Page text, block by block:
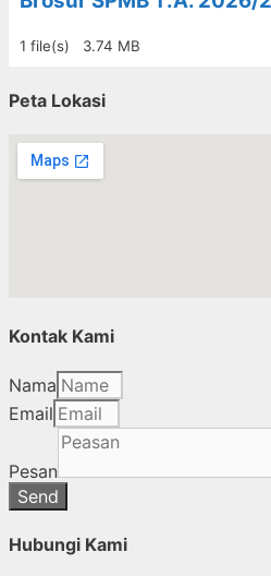
1 file(s) 3.74 MB
Peta Lokasi
Kontak Kami
Nama
Email
Pesan
Send
Hubungi Kami